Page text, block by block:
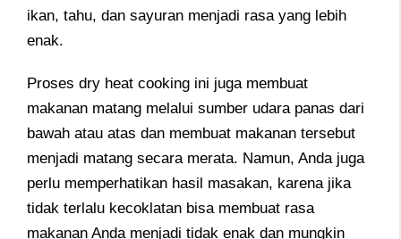
ikan, tahu, dan sayuran menjadi rasa yang lebih
enak.
Proses dry heat cooking ini juga membuat
makanan matang melalui sumber udara panas dari
bawah atau atas dan membuat makanan tersebut
menjadi matang secara merata. Namun, Anda juga
perlu memperhatikan hasil masakan, karena jika
tidak terlalu kecoklatan bisa membuat rasa
makanan Anda menjadi tidak enak dan mungkin